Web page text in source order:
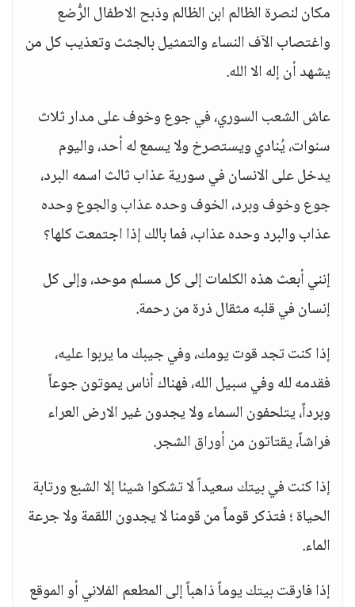
مكان لنصرة الظالم ابن الظالم وذبح الاطفال الرُّضع
واغتصاب الآف النساء والتمثيل بالجثث وتعذيب كل من
يشهد أن إله الا الله.
عاش الشعب السوري، في جوع وخوف على مدار ثلاث
سنوات، يُنادي ويستصرخ ولا يسمع له أحد، واليوم
يدخل على الانسان في سورية عذاب ثالث اسمه البرد،
جوع وخوف وبرد، الخوف وحده عذاب والجوع وحده
عذاب والبرد وحده عذاب، فما بالك إذا اجتمعت كلها؟
إنني أبعث هذه الكلمات إلى كل مسلم موحد، وإلى كل
إنسان في قلبه مثقال ذرة من رحمة.
إذا كنت تجد قوت يومك، وفي جيبك ما يربوا عليه،
فقدمه لله وفي سبيل الله، فهناك أناس يموتون جوعاً
وبرداً، يتلحفون السماء ولا يجدون غير الارض العراء
فراشاً، يقتاتون من أوراق الشجر.
إذا كنت في بيتك سعيداً لا تشكوا شيئا إلا الشبع ورتابة
الحياة ؛ فتذكر قوماً من قومنا لا يجدون اللقمة ولا جرعة
الماء.
إذا فارقت بيتك يوماً ذاهباً إلى المطعم الفلاني أو الموقع